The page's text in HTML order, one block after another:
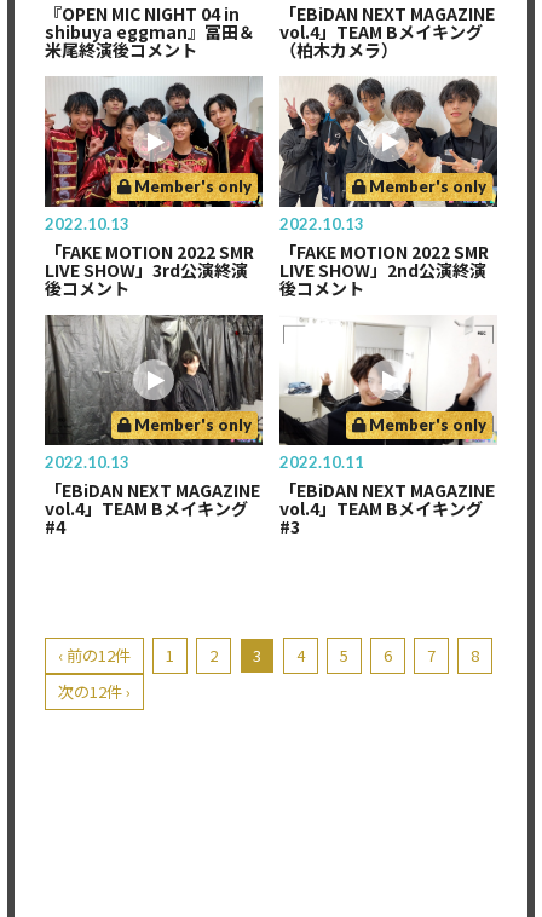
『OPEN MIC NIGHT 04 in
shibuya eggman』冨田＆
米尾終演後コメント
「EBiDAN NEXT MAGAZINE
vol.4」TEAM Bメイキング
（柏木カメラ）
Member's only
2022.10.13
「FAKE MOTION 2022 SMR
LIVE SHOW」3rd公演終演
後コメント
Member's only
2022.10.13
「FAKE MOTION 2022 SMR
LIVE SHOW」2nd公演終演
後コメント
Member's only
2022.10.13
「EBiDAN NEXT MAGAZINE
vol.4」TEAM Bメイキング
#4
Member's only
2022.10.11
「EBiDAN NEXT MAGAZINE
vol.4」TEAM Bメイキング
#3
‹ 前の12件 1 2 3 4 5 6 7
8
次の12件 ›